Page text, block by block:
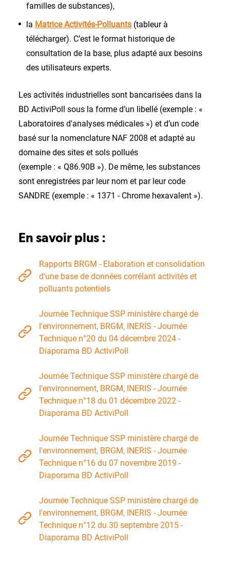
familles de substances),
la Matrice Activités-Polluants (tableur à
télécharger). C’est le format historique de
consultation de la base, plus adapté aux besoins
des utilisateurs experts.
Les activités industrielles sont bancarisées dans la
BD ActiviPoll sous la forme d’un libellé (exemple : «
Laboratoires d'analyses médicales ») et d’un code
basé sur la nomenclature NAF 2008 et adapté au
domaine des sites et sols pollués
(exemple : « Q86.90B »). De même, les substances
sont enregistrées par leur nom et par leur code
SANDRE (exemple : « 1371 - Chrome hexavalent »).
En savoir plus :
Rapports BRGM - Elaboration et consolidation
d'une base de données corrélant activités et
polluants potentiels
Journée Technique SSP ministère chargé de
l'environnement, BRGM, INERIS - Journée
Technique n°20 du 04 décembre 2024 -
Diaporama BD ActiviPoll
Journée Technique SSP ministère chargé de
l'environnement, BRGM, INERIS - Journée
Technique n°18 du 01 décembre 2022 -
Diaporama BD ActiviPoll
Journée Technique SSP ministère chargé de
l'environnement, BRGM, INERIS - Journée
Technique n°16 du 07 novembre 2019 -
Diaporama BD ActiviPoll
Journée Technique SSP ministère chargé de
l'environnement, BRGM, INERIS - Journée
Technique n°12 du 30 septembre 2015 -
Diaporama BD ActiviPoll